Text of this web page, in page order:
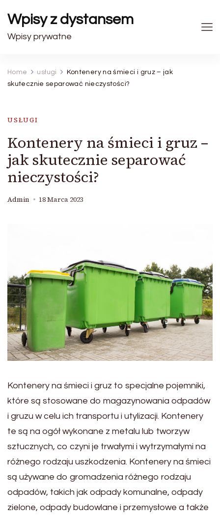
Wpisy z dystansem
Wpisy prywatne
Home usługi
Kontenery na śmieci i gruz – jak
skutecznie separować nieczystości?
USŁUGI
Kontenery na śmieci i gruz –
jak skutecznie separować
nieczystości?
Admin 18 Marca 2023
Kontenery na śmieci i gruz to specjalne pojemniki,
które są stosowane do magazynowania odpadów
i gruzu w celu ich transportu i utylizacji. Kontenery
te są na ogół wykonane z metalu lub tworzyw
sztucznych, co czyni je trwałymi i wytrzymałymi na
różnego rodzaju uszkodzenia. Kontenery na śmieci
są używane do gromadzenia różnego rodzaju
odpadów, takich jak odpady komunalne, odpady
zielone, odpady budowlane i przemysłowe a także